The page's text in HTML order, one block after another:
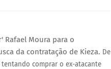
Rafael Moura para o
da contratação de Kieza. De
comprar o ex-atacante